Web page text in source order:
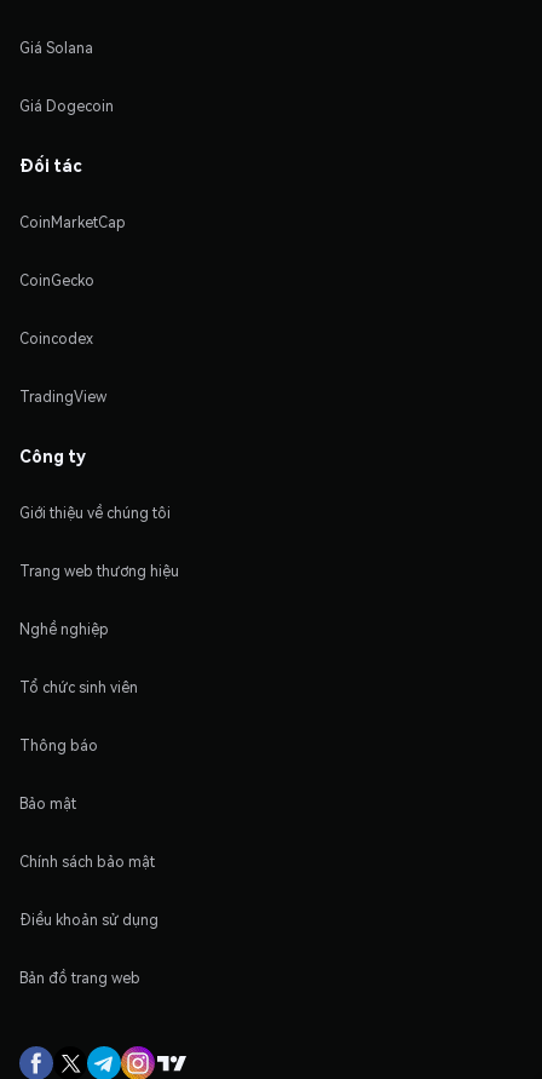
Giá Solana
Giá Dogecoin
Đối tác
CoinMarketCap
CoinGecko
Coincodex
TradingView
Công ty
Giới thiệu về chúng tôi
Trang web thương hiệu
Nghề nghiệp
Tổ chức sinh viên
Thông báo
Bảo mật
Chính sách bảo mật
Điều khoản sử dụng
Bản đồ trang web